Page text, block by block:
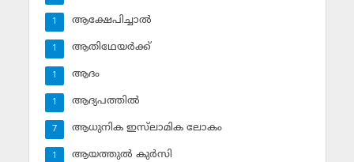
ആക്ഷേപിച്ചാല്‍
1
ആതിഥേയര്‍ക്ക്
1
ആദം
1
ആദ്യപത്തില്‍
1
ആധുനിക ഇസ്‌ലാമിക ലോകം
7
ആയത്തുല്‍ കുര്‍സി
1